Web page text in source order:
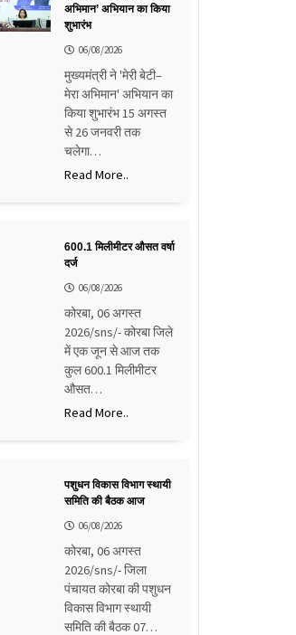
अभिमान’ अभियान का किया
शुभारंभ
06/08/2026
मुख्यमंत्री ने 'मेरी बेटी–
मेरा अभिमान' अभियान का
किया शुभारंभ 15 अगस्त
से 26 जनवरी तक
चलेगा…
Read More..
600.1 मिलीमीटर औसत वर्षा
दर्ज
06/08/2026
कोरबा, 06 अगस्त
2026/sns/- कोरबा जिले
में एक जून से आज तक
कुल 600.1 मिलीमीटर
औसत…
Read More..
पशुधन विकास विभाग स्थायी
समिति की बैठक आज
06/08/2026
कोरबा, 06 अगस्त
2026/sns/- जिला
पंचायत कोरबा की पशुधन
विकास विभाग स्थायी
समिति की बैठक 07…